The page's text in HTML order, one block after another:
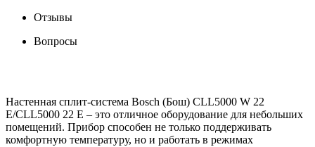
Отзывы
Вопросы
Настенная сплит-система Bosch (Бош) CLL5000 W 22
E/CLL5000 22 E – это отличное оборудование для небольших
помещений. Прибор способен не только поддерживать
комфортную температуру, но и работать в режимах